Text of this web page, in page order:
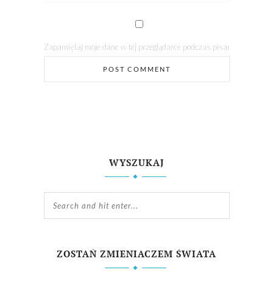
Zapamiętaj moje dane w tej przeglądarce podczas pisania kolejnych
WYSZUKAJ
ZOSTAŃ ZMIENIACZEM ŚWIATA